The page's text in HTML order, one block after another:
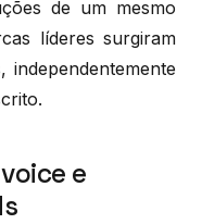
de um mesmo
líderes surgiram
e